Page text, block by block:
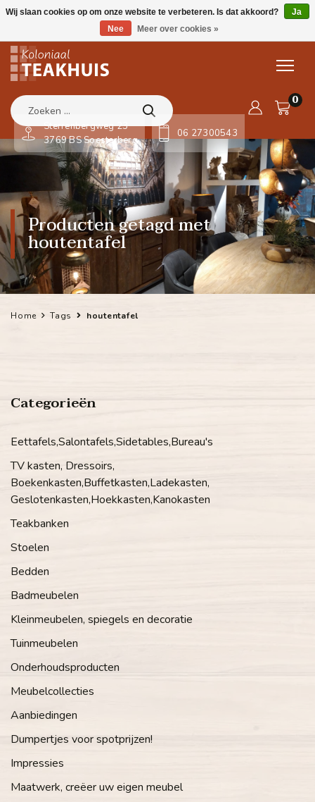
0
Sterrenbergweg 23
3769 BS Soesterberg
06 27300543
Producten getagd met
houtentafel
Home Tags houtentafel
Categorieën
Eettafels,Salontafels,Sidetables,Bureau's
TV kasten, Dressoirs,
Boekenkasten,Buffetkasten,Ladekasten,
Geslotenkasten,Hoekkasten,Kanokasten
Teakbanken
Stoelen
Bedden
Badmeubelen
Kleinmeubelen, spiegels en decoratie
Tuinmeubelen
Onderhoudsproducten
Meubelcollecties
Aanbiedingen
Dumpertjes voor spotprijzen!
Impressies
Maatwerk, creëer uw eigen meubel
Wij slaan cookies op om onze website te verbeteren. Is dat akkoord?
Ja
Nee
Meer over cookies »